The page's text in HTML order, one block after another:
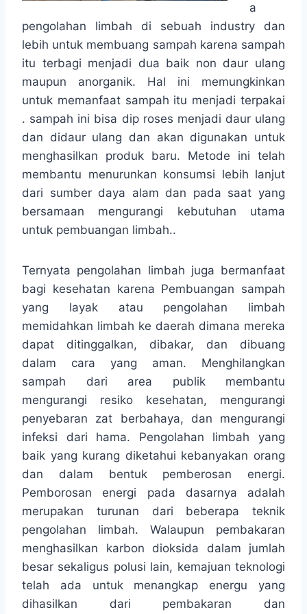
a
pengolahan limbah di sebuah industry dan
lebih untuk membuang sampah karena sampah
itu terbagi menjadi dua baik non daur ulang
maupun anorganik. Hal ini memungkinkan
untuk memanfaat sampah itu menjadi terpakai
. sampah ini bisa dip roses menjadi daur ulang
dan didaur ulang dan akan digunakan untuk
menghasilkan produk baru. Metode ini telah
membantu menurunkan konsumsi lebih lanjut
dari sumber daya alam dan pada saat yang
bersamaan mengurangi kebutuhan utama
untuk pembuangan limbah..
Ternyata pengolahan limbah juga bermanfaat
bagi kesehatan karena Pembuangan sampah
yang layak atau pengolahan limbah
memidahkan limbah ke daerah dimana mereka
dapat ditinggalkan, dibakar, dan dibuang
dalam cara yang aman. Menghilangkan
sampah dari area publik membantu
mengurangi resiko kesehatan, mengurangi
penyebaran zat berbahaya, dan mengurangi
infeksi dari hama. Pengolahan limbah yang
baik yang kurang diketahui kebanyakan orang
dan dalam bentuk pemberosan energi.
Pemborosan energi pada dasarnya adalah
merupakan turunan dari beberapa teknik
pengolahan limbah. Walaupun pembakaran
menghasilkan karbon dioksida dalam jumlah
besar sekaligus polusi lain, kemajuan teknologi
telah ada untuk menangkap energu yang
dihasilkan dari pembakaran dan